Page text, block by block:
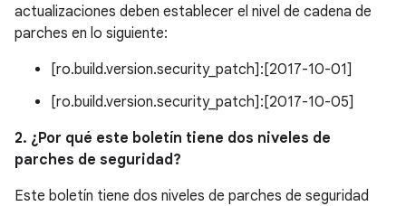
actualizaciones deben establecer el nivel de cadena de
parches en lo siguiente:
[ro.build.version.security_patch]:[2017-10-01]
[ro.build.version.security_patch]:[2017-10-05]
2. ¿Por qué este boletín tiene dos niveles de
parches de seguridad?
Este boletín tiene dos niveles de parches de seguridad